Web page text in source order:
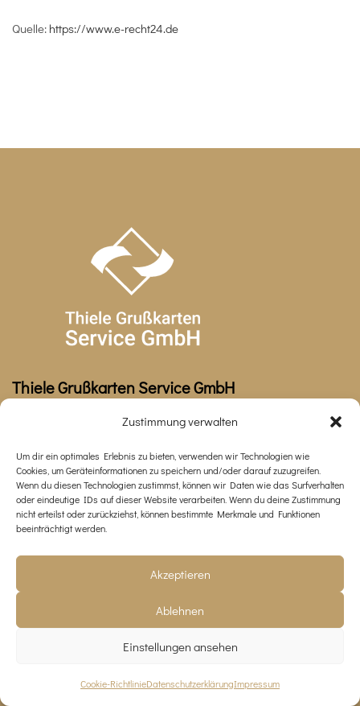
Zustimmung verwalten
Um dir ein optimales Erlebnis zu bieten, verwenden wir Technologien wie
Cookies, um Geräteinformationen zu speichern und/oder darauf zuzugreifen.
Wenn du diesen Technologien zustimmst, können wir Daten wie das Surfverhalten
oder eindeutige IDs auf dieser Website verarbeiten. Wenn du deine Zustimmung
nicht erteilst oder zurückziehst, können bestimmte Merkmale und Funktionen
beeinträchtigt werden.
Akzeptieren
Ablehnen
Einstellungen ansehen
Cookie-RichtlinieDatenschutzerklärungImpressum
Quelle: https://www.e-recht24.de
Thiele Grußkarten Service GmbH
Tel.+49 (0) 3528 4630431
Fax: 03528 4630447
info@hv-thiele.de
Portfolio
Geschenkband
Rechtliches